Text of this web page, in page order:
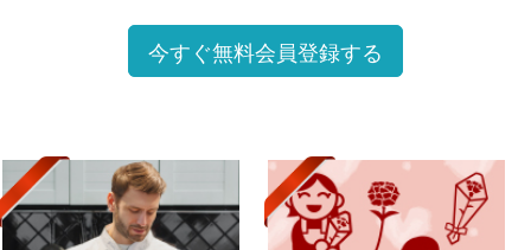
今すぐ無料会員登録する